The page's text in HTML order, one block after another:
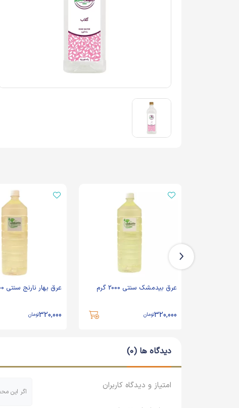
عرق بیدمشک سنتی 2000 گرم
320,000تومان
عرق بهار نارنج سنتی 2000 گرم
320,000تومان
دیدگاه ها (0)
امتیاز و دیدگاه کاربران
اگر این